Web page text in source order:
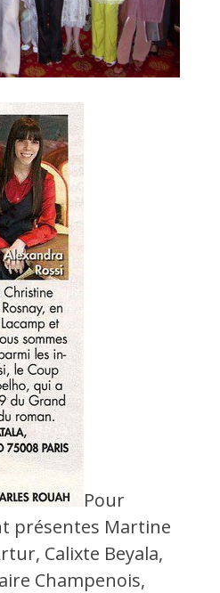
Pour
présentes Martine
Calixte Beyala,
Champenois,